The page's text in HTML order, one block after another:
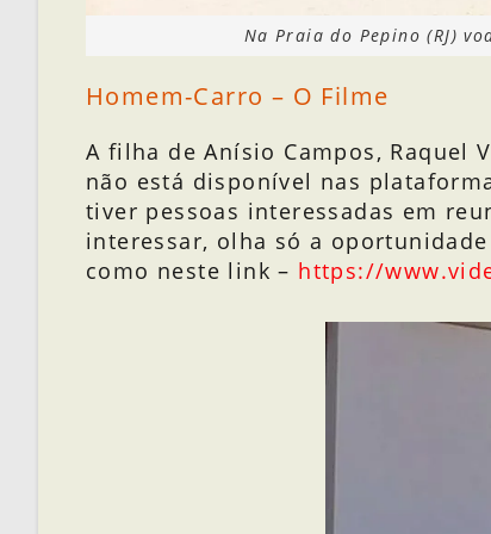
Na Praia do Pepino (RJ)
Homem-Carro – O Filme
A filha de Anísio Campos, Raquel
não está disponível nas
tiver pessoas interessadas em
interessar, olha só a
como neste link – https://